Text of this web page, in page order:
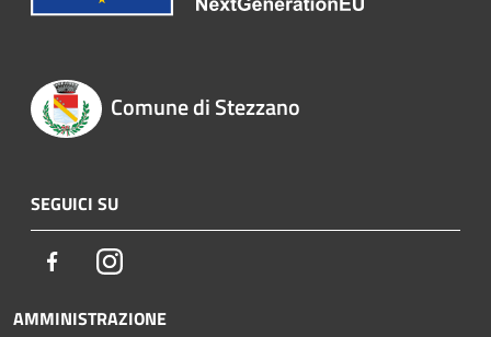
Comune di Stezzano
SEGUICI SU
FacebookInstagram
AMMINISTRAZIONE